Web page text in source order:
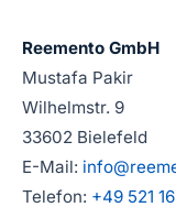
Reemento GmbH
Mustafa Pakir
Wilhelmstr. 9
33602 Bielefeld
E-Mail:
Telefon: +49 521